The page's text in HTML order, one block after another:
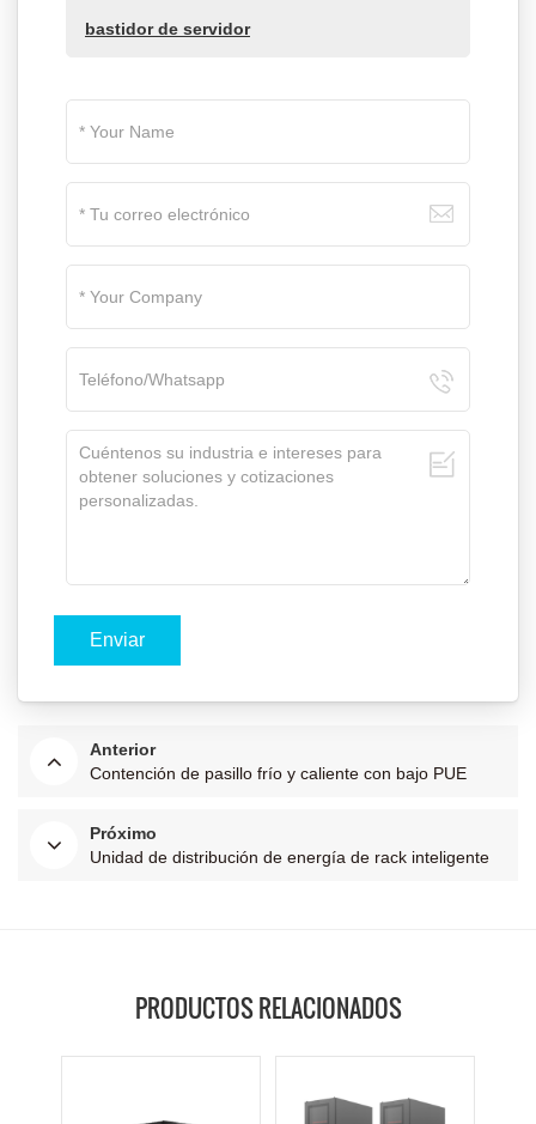
bastidor de servidor
Anterior
Contención de pasillo frío y caliente con bajo PUE
Próximo
Unidad de distribución de energía de rack inteligente
PRODUCTOS RELACIONADOS